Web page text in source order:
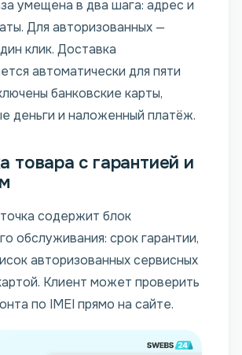
умещена в два шага: адрес и
Для авторизованных —
клик. Доставка
автоматически для пяти
банковские карты,
деньги и наложенный платёж.
товара с гарантией и
содержит блок
обслуживания: срок гарантии,
авторизованных сервисных
Клиент может проверить
по IMEI прямо на сайте.